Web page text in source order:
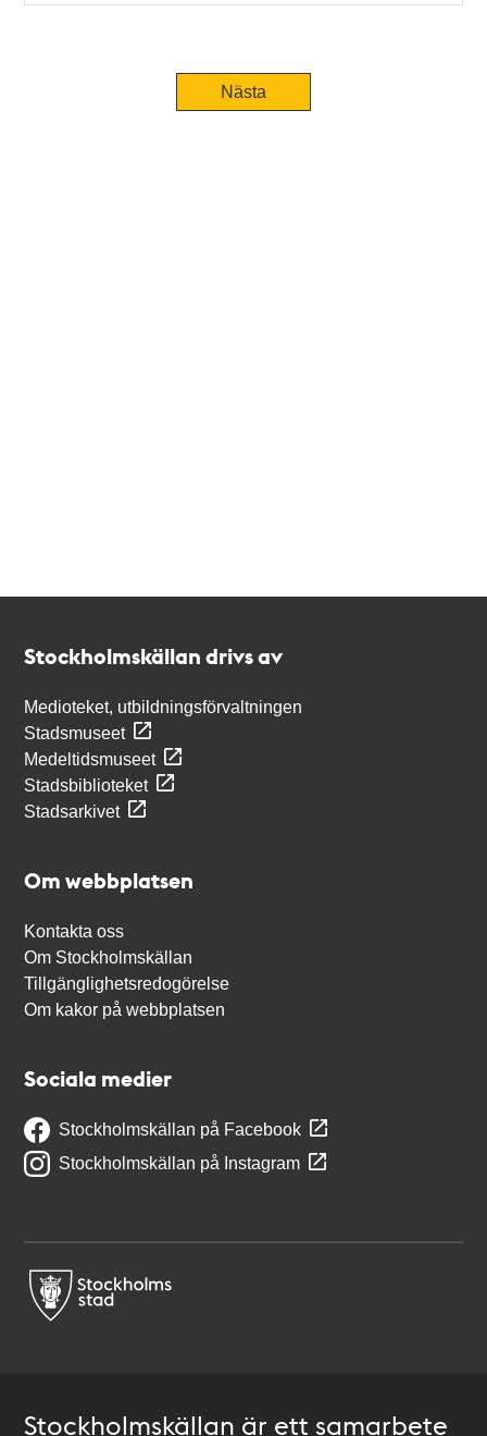
Nästa
Stockholmskällan drivs av
Medioteket, utbildningsförvaltningen
Stadsmuseet
Medeltidsmuseet
Stadsbiblioteket
Stadsarkivet
Om webbplatsen
Kontakta oss
Om Stockholmskällan
Tillgänglighetsredogörelse
Om kakor på webbplatsen
Sociala medier
Stockholmskällan på Facebook
Stockholmskällan på Instagram
Stockholmskällan är ett samarbete